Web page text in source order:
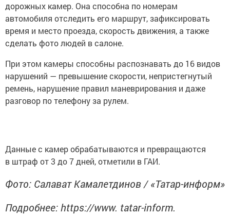
дорожных камер. Она способна по номерам
автомобиля отследить его маршрут, зафиксировать
время и место проезда, скорость движения, а также
сделать фото людей в салоне.
При этом камеры способны распознавать до 16 видов
нарушений — превышение скорости, непристегнутый
ремень, нарушение правил маневрирования и даже
разговор по телефону за рулем.
Данные с камер обрабатываются и превращаются
в штраф от 3 до 7 дней, отметили в ГАИ.
Фото: Салават Камалетдинов / «Татар-информ»
Подробнее: https://www. tatar-inform.